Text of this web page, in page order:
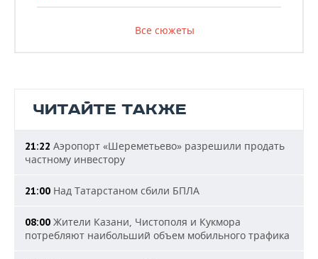
Все сюжеты
ЧИТАЙТЕ ТАКЖЕ
21:22 Аэропорт «Шереметьево» разрешили продать
частному инвестору
21:00 Над Татарстаном сбили БПЛА
08:00 Жители Казани, Чистополя и Кукмора
потребляют наибольший объем мобильного трафика